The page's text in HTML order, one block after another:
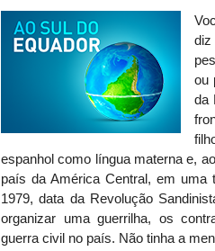
ou
da
espanhol como língua maternae,
país da América Central, em uma
1979,data da Revolução
organizar uma guerrilha, os
guerra civil no país. Não tinha a